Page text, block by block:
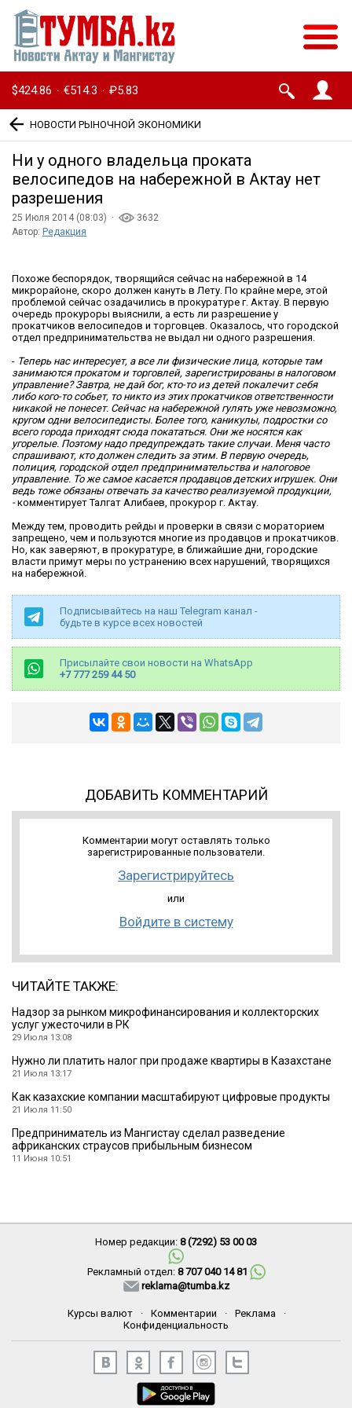
$424.86 · €514.3 · ₽5.83
НОВОСТИ РЫНОЧНОЙ ЭКОНОМИКИ
Ни у одного владельца проката
велосипедов на набережной в Актау нет
разрешения
25 Июля 2014 (08:03) ·
3632
Автор: Редакция
Похоже беспорядок, творящийся сейчас на набережной в 14
микрорайоне, скоро должен кануть в Лету. По крайне мере, этой
проблемой сейчас озадачились в прокуратуре г. Актау. В первую
очередь прокуроры выяснили, а есть ли разрешение у
прокатчиков велосипедов и торговцев. Оказалось, что городской
отдел предпринимательства не выдал ни одного разрешения.
- Теперь нас интересует, а все ли физические лица, которые там
занимаются прокатом и торговлей, зарегистрированы в налоговом
управление? Завтра, не дай бог, кто-то из детей покалечит себя
либо кого-то собьет, то никто из этих прокатчиков ответственности
никакой не понесет. Сейчас на набережной гулять уже невозможно,
кругом одни велосипедисты. Более того, каникулы, подростки со
всего города приходят сюда покататься. Они же носятся как
угорелые. Поэтому надо предупреждать такие случаи. Меня часто
спрашивают, кто должен следить за этим. В первую очередь,
полиция, городской отдел предпринимательства и налоговое
управление. То же самое касается продавцов детских игрушек. Они
ведь тоже обязаны отвечать за качество реализуемой продукции,
-комментирует Талгат Алибаев, прокурор г. Актау.
Между тем, проводить рейды и проверки в связи с мораторием
запрещено, чем и пользуются многие из продавцов и прокатчиков.
Но, как заверяют, в прокуратуре, в ближайшие дни, городские
власти примут меры по устранению всех нарушений, творящихся
на набережной.
Подписывайтесь на наш Telegram канал -
будьте в курсе всех новостей
Присылайте свои новости на WhatsApp
+7 777 259 44 50
ДОБАВИТЬ КОММЕНТАРИЙ
Комментарии могут оставлять только
зарегистрированные пользователи.
Зарегистрируйтесь
или
Войдите в систему
ЧИТАЙТЕ ТАКЖЕ:
Надзор за рынком микрофинансирования и коллекторских
услуг ужесточили в РК
29 Июля 13:08
Нужно ли платить налог при продаже квартиры в Казахстане
21 Июля 13:17
Как казахские компании масштабируют цифровые продукты
21 Июля 11:50
Предприниматель из Мангистау сделал разведение
африканских страусов прибыльным бизнесом
11 Июня 10:51
Номер редакции: 8 (7292) 53 00 03
Рекламный отдел: 8 707 040 14 81
reklama@tumba.kz
Курсы валют · Комментарии · Реклама
·
Конфиденциальность